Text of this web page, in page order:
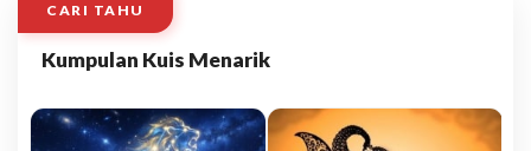
CARI TAHU
Kumpulan Kuis Menarik